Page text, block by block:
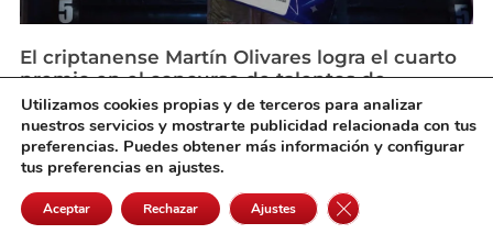
El criptanense Martín Olivares logra el cuarto
premio en el concurso de talentos de
Quintanar de la Orden
agosto 3, 2026
Utilizamos cookies propias y de terceros para analizar
nuestros servicios y mostrarte publicidad relacionada con tus
preferencias. Puedes obtener más información y configurar
tus preferencias en ajustes.
Aceptar Rechazar Ajustes Cerrar el banner de